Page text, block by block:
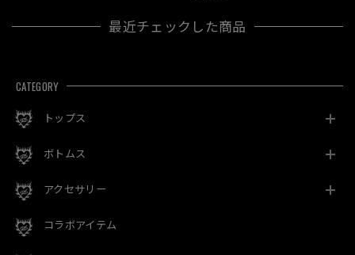
最近チェックした商品
CATEGORY
トップス
ボトムス
アクセサリー
コラボアイテム